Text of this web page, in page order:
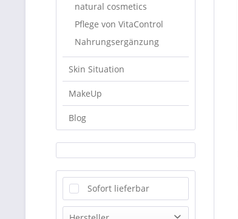
natural cosmetics
Pflege von VitaControl
Nahrungsergänzung
Skin Situation
MakeUp
Blog
Sofort lieferbar